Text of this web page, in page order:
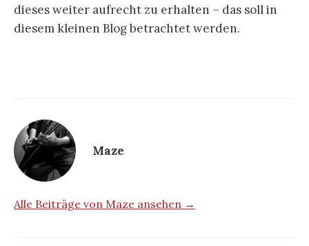
dieses weiter aufrecht zu erhalten – das soll in
diesem kleinen Blog betrachtet werden.
Maze
Alle Beiträge von Maze ansehen →